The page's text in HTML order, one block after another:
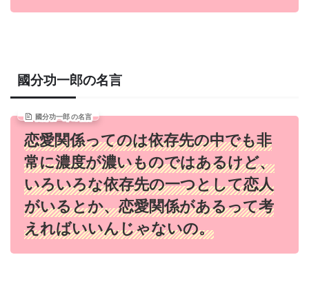
國分功一郎の名言
國分功一郎 の名言
恋愛関係ってのは依存先の中でも非
常に濃度が濃いものではあるけど、
いろいろな依存先の一つとして恋人
がいるとか、恋愛関係があるって考
えればいいんじゃないの。